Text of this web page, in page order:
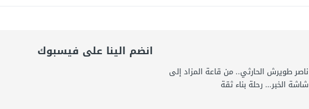
ناصر طويرش الحارثي.. من قاعة المزاد إلى
شاشة الخبر… رحلة بناء ثقة
انضم الينا على فيسبوك